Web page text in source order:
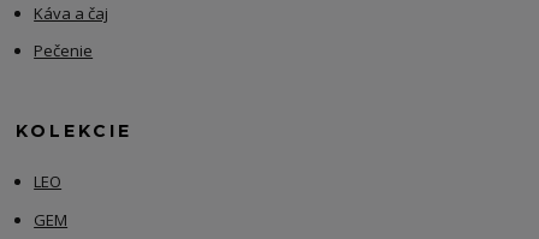
Káva a čaj
Pečenie
KOLEKCIE
LEO
GEM